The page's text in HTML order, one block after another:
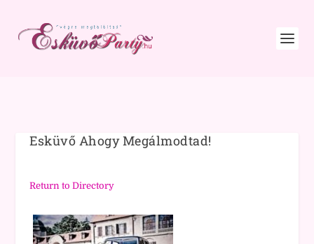
Esküvő Ahogy Megálmodtad!
Return to Directory